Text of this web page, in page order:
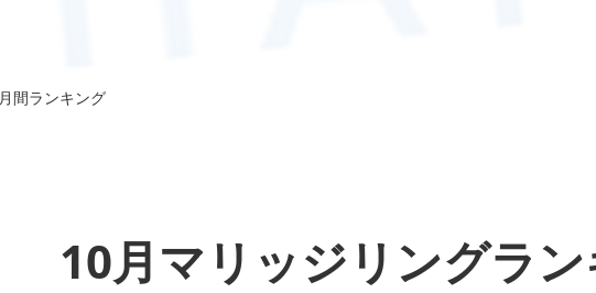
月間ランキング
10月マリッジリングラ